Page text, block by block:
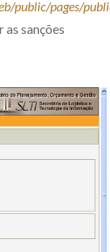
public/pages/
sanções